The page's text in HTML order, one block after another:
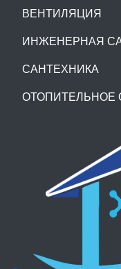
ВЕНТИЛЯЦИЯ
ИНЖЕНЕРНАЯ
САНТЕХНИКА
ОТОПИТЕЛЬНОЕ